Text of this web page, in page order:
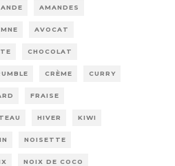
AMANDES
AVOCAT
CHOCOLAT
CRÈME CURRY
FRAISE
HIVER KIWI
NOISETTE
NOIX DE COCO